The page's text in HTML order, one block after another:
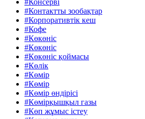
#Консерві
#Контактты зообақтар
#Корпоративтік кеш
#Кофе
#Көкөніс
#Көкөніс
#Көкөніс қоймасы
#Көлік
#Көмір
#Көмір
#Көмір өндірісі
#Көмірқышқыл газы
#Көп жұмыс істеу